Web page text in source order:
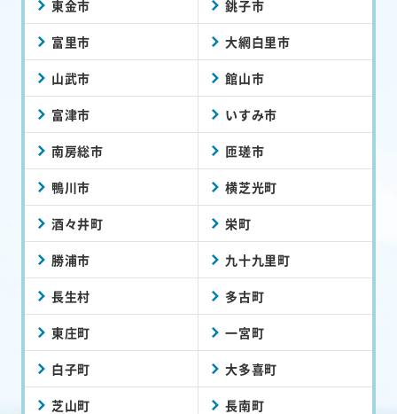
富里市 大網白里市
山武市 館山市
富津市 いすみ市
南房総市 匝瑳市
鴨川市 横芝光町
酒々井町 栄町
勝浦市 九十九里町
長生村 多古町
東庄町 一宮町
白子町 大多喜町
芝山町 長南町